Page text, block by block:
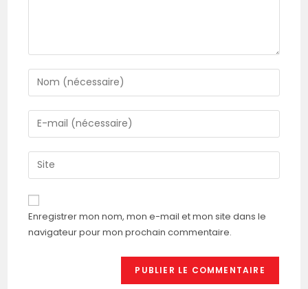
Enter
your
name
or
to
comment
Enter
your
email
address
comment
Saisir
l’URL
de
votre
site
Enregistrer mon nom, mon e-mail et mon site dans le
navigateur pour mon prochain commentaire.